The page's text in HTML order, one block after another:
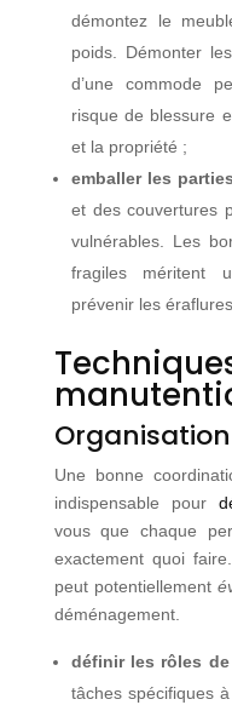
démontez le
poids. Démonter
d’une commode
risque de blessure
et la propriété ;
emballer les
et des couvertures
vulnérables. Les
fragiles méritent
prévenir les
Une bonne
indispensable pour
vous que chaque
exactement quoi
peut potentiellement
déménagement.
définir les rôles de
tâches spécifiques